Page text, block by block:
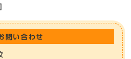
問い合わせ